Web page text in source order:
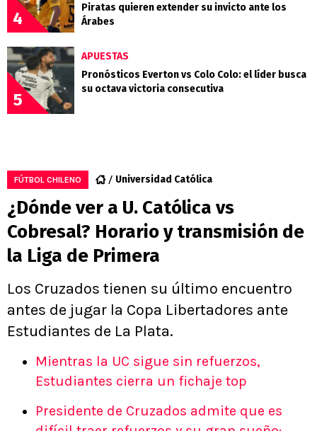
4
Piratas quieren extender su invicto ante los
Árabes
5
APUESTAS
Pronósticos Everton vs Colo Colo: el líder busca
su octava victoria consecutiva
FÚTBOL CHILENO Universidad Católica
¿Dónde ver a U. Católica vs
Cobresal? Horario y transmisión de
la Liga de Primera
Los Cruzados tienen su último encuentro
antes de jugar la Copa Libertadores ante
Estudiantes de La Plata.
Mientras la UC sigue sin refuerzos,
Estudiantes cierra un fichaje top
Presidente de Cruzados admite que es